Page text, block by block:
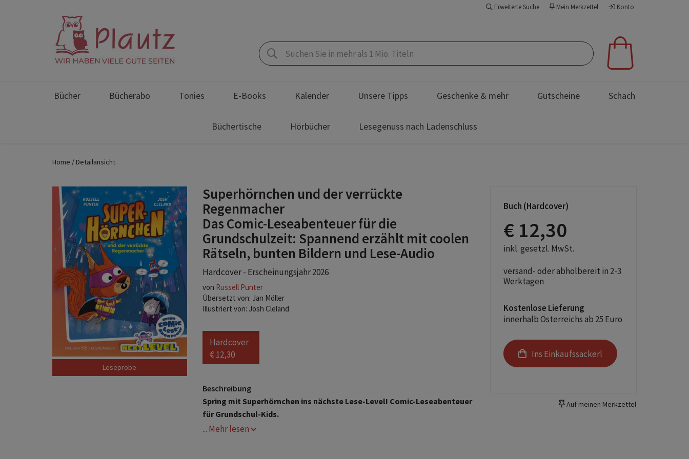
Erweiterte Suche Mein Merkzettel Konto
Bücher Bücherabo Tonies E-Books Kalender Unsere Tipps Geschenke & mehr Gutscheine Schach
Büchertische Hörbücher Lesegenuss nach Ladenschluss
Home Detailansicht
Leseprobe
Superhörnchen und der verrückte
Regenmacher
Das Comic-Leseabenteuer für die
Grundschulzeit: Spannend erzählt mit coolen
Rätseln, bunten Bildern und Lese-Audio
Hardcover - Erscheinungsjahr 2026
von Russell Punter
Übersetzt von: Jan Möller
Illustriert von: Josh Cleland
Hardcover
€ 12,30
Beschreibung
Spring mit Superhörnchen ins nächste Lese-Level! Comic-Leseabenteuer
für Grundschul-Kids.
Actionreiche Comic-Abenteuer mit Kids für Kids entwickelt
... Mehr lesen
Buch (Hardcover)
€ 12,30
inkl. gesetzl. MwSt.
versand- oder abholbereit in 2-3
Werktagen
Kostenlose Lieferung
innerhalb Österreichs ab 25 Euro
Ins Einkaufssackerl
Auf meinen Merkzettel